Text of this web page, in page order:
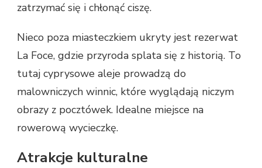
zatrzymać się i chłonąć ciszę.
Nieco poza miasteczkiem ukryty jest rezerwat
La Foce, gdzie przyroda splata się z historią. To
tutaj cyprysowe aleje prowadzą do
malowniczych winnic, które wyglądają niczym
obrazy z pocztówek. Idealne miejsce na
rowerową wycieczkę.
Atrakcje kulturalne